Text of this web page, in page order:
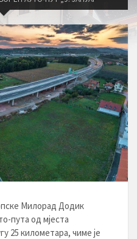
Милорад Додик
пута од мјеста
25 километара, чиме је